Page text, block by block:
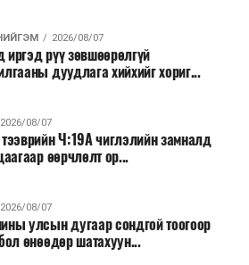
бусад тэтгэмж, урамшуулал.
горимыг 2026 оны
31 хүртэл мөрдөнө. Харин
уг хэмнэлтийн горимд
цэцэрлэг, сургуулийн хүүхдийн
томуу, томуу төст
хэмжээ зэрэг зайлшгүй
сайд Н.Учрал онцоллоо.
ерөнхийлөн захирагч нарт
зардлыг 20 хувиар бууруулах,
2026/08/07
рүү зөвшөөрөлгүй
дуудлага хийхийг хориг...
2026/08/07
тээврийн Ч:19А чиглэлийн замналд
өөрчлөлт ор...
2026/08/07
улсын дугаар сондгой тоогоор
өнөөдөр шатахуун...